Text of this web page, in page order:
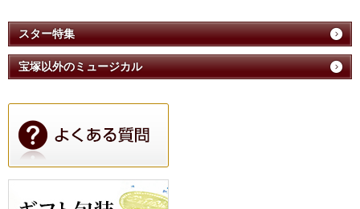
スター特集
宝塚以外のミュージカル